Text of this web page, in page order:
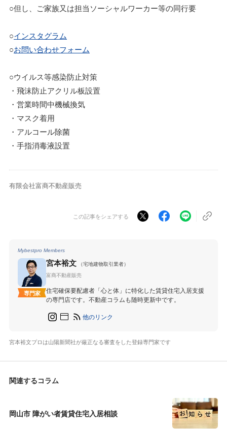
○但し、ご家族又は担当ソーシャルワーカー等の同行要
○インスタグラム
○お問い合わせフォーム
○ウイルス等感染防止対策
・飛沫防止アクリル板設置
・営業時間中機械換気
・マスク着用
・アルコール除菌
・手指消毒液設置
有限会社富商不動産販売
この記事をシェアする
Mybestpro Members
専門家
宮本裕文
（宅地建物取引業者）
富商不動産販売
住宅確保要配慮者「心と体」に特化した賃貸住宅入居支援
の専門店です。不動産コラムも随時更新中です。
他のリンク
宮本裕文プロは山陽新聞社が厳正なる審査をした登録専門家です
関連するコラム
岡山市 障がい者賃貸住宅入居相談